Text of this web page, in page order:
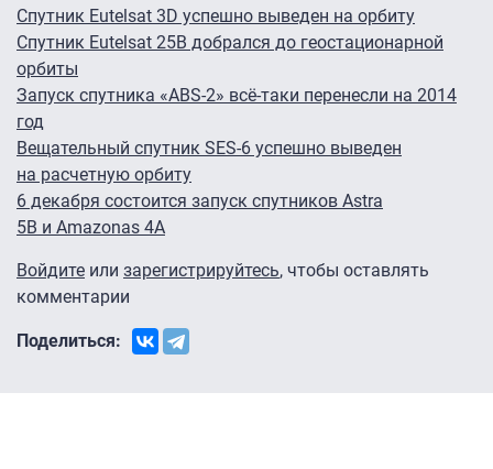
Спутник Eutelsat 3D успешно выведен на орбиту
Спутник Eutelsat 25B добрался до геостационарной
орбиты
Запуск спутника «ABS-2» всё-таки перенесли на 2014
год
Вещательный спутник SES-6 успешно выведен
на расчетную орбиту
6 декабря состоится запуск спутников Astra
5B и Amazonas 4А
Войдите или зарегистрируйтесь, чтобы оставлять
комментарии
Поделиться: